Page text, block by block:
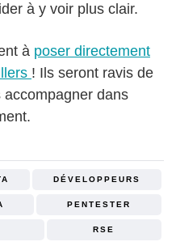
à y voir plus clair.
à poser directement
! Ils seront ravis de
dans
DÉVELOPPEURS
PENTESTER
RSE